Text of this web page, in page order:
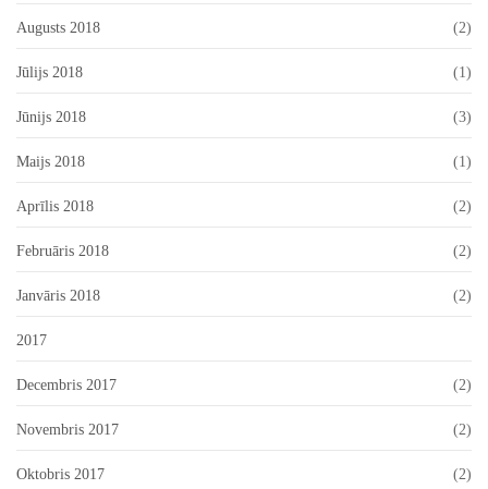
Augusts 2018 (2)
Jūlijs 2018 (1)
Jūnijs 2018 (3)
Maijs 2018 (1)
Aprīlis 2018 (2)
Februāris 2018 (2)
Janvāris 2018 (2)
2017
Decembris 2017 (2)
Novembris 2017 (2)
Oktobris 2017 (2)